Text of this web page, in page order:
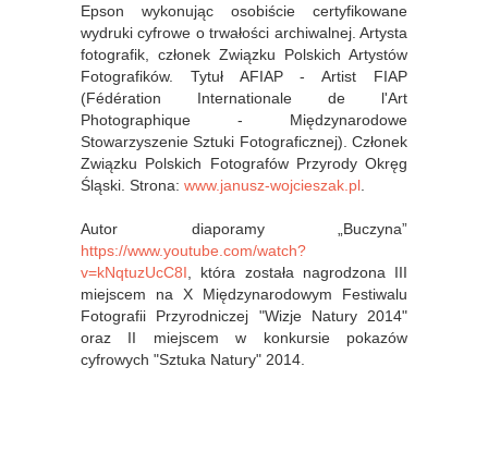
Epson wykonując osobiście certyfikowane
wydruki cyfrowe o trwałości archiwalnej. Artysta
fotografik, członek Związku Polskich Artystów
Fotografików. Tytuł AFIAP - Artist FIAP
(Fédération Internationale de l'Art
Photographique - Międzynarodowe
Stowarzyszenie Sztuki Fotograficznej). Członek
Związku Polskich Fotografów Przyrody Okręg
Śląski. Strona: www.janusz-wojcieszak.pl
Autor diaporamy „Buczyna”
https://www.youtube.com/watch?
v=kNqtuzUcC8I , która została nagrodzona III
miejscem na X Międzynarodowym Festiwalu
Fotografii Przyrodniczej "Wizje Natury 2014"
oraz II miejscem w konkursie pokazów
cyfrowych "Sztuka Natury" 2014.